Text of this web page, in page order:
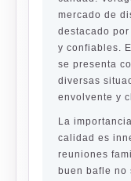
mercado de
destacado
y confiables.
se presenta
diversas
envolvente y
La
calidad es
reuniones
buen bafle no